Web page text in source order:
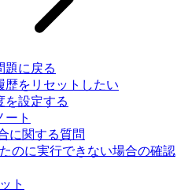
題に戻る
歴をリセットしたい
を設定する
ート
に関する質問
のに実行できない場合の確認
ト